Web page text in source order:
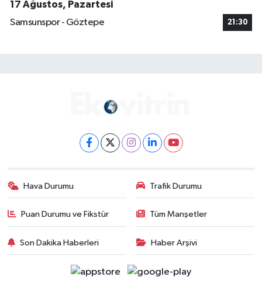
17 Ağustos, Pazartesi
Samsunspor - Göztepe
21:30
Hava Durumu Trafik Durumu
Puan Durumu ve Fikstür Tüm Manşetler
Son Dakika Haberleri Haber Arşivi